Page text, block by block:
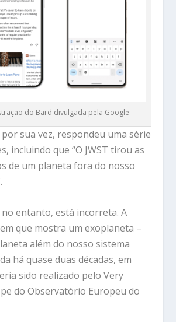
do Bard divulgada pela Google
sua vez, respondeu uma série
incluindo que “O JWST tirou as
de um planeta fora do nosso
entanto, está incorreta. A
que mostra um exoplaneta –
além do nosso sistema
há quase duas décadas, em
sido realizado pelo Very
do Observatório Europeu do